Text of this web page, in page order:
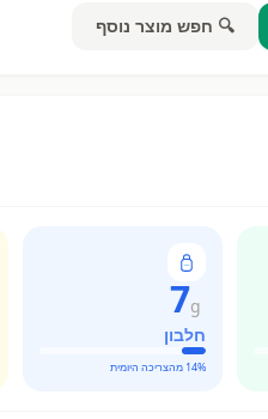
🔍 חפש מוצר נוסף
7g
חלבון
14% מהצריכה היומית